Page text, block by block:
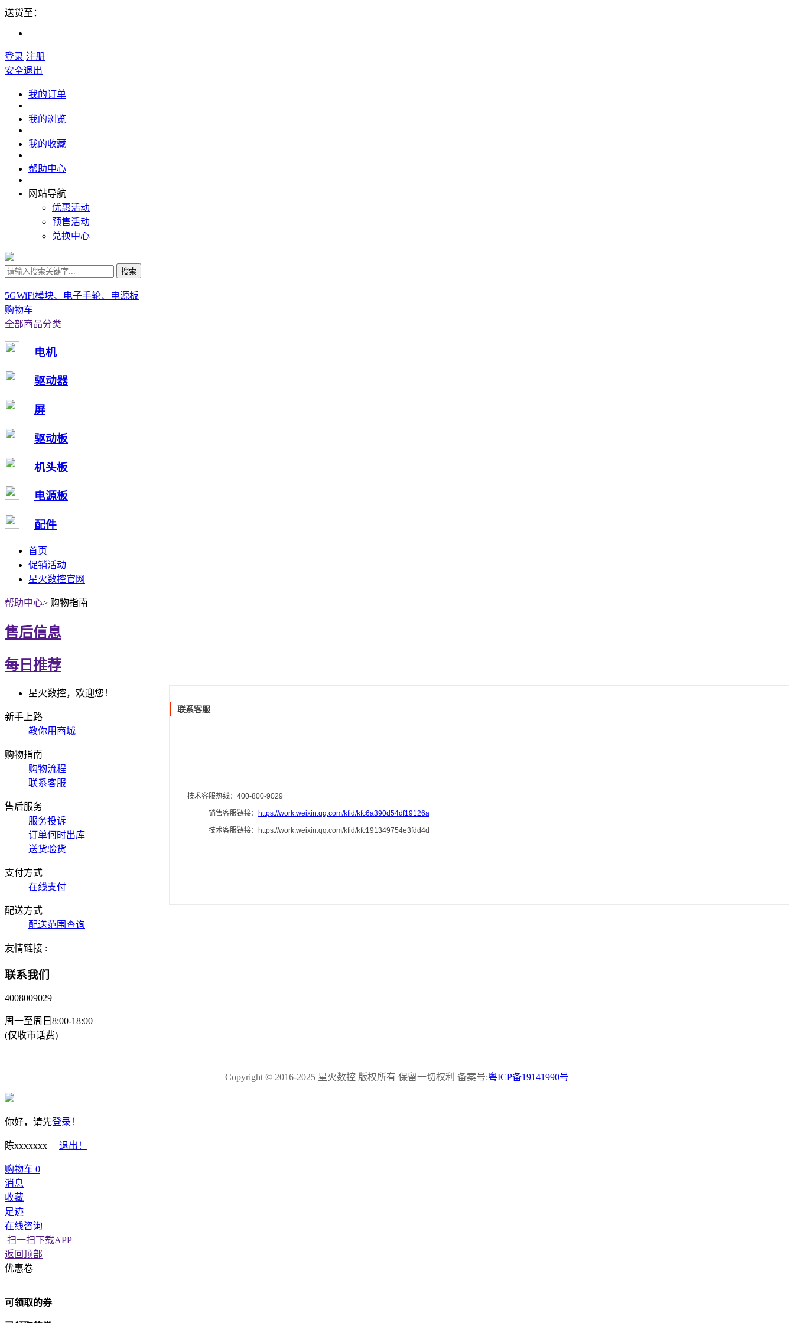
送货至：
登录 注册
安全退出
我的订单
我的浏览
我的收藏
帮助中心
网站导航
优惠活动
预售活动
兑换中心
搜索
5GWiFi模块、电子手轮、电源板
购物车
全部商品分类
电机
驱动器
屏
驱动板
机头板
电源板
配件
首页
促销活动
星火数控官网
帮助中心> 购物指南
售后信息
每日推荐
联系客服
技术客服热线：400-800-9029
销售客服链接： https://work.weixin.qq.com/kfid/kfc6a390d54df19126a
技术客服链接：https://work.weixin.qq.com/kfid/kfc191349754e3fdd4d
星火数控，欢迎您！
新手上路
教你用商城
购物指南
购物流程
联系客服
售后服务
服务投诉
订单何时出库
送货验货
支付方式
在线支付
配送方式
配送范围查询
友情链接 :
联系我们
4008009029
周一至周日8:00-18:00
(仅收市话费)
Copyright © 2016-2025 星火数控 版权所有 保留一切权利 备案号:粤ICP备19141990号
你好，请先登录！
陈xxxxxxx 退出！
购物车 0
消息
收藏
足迹
在线咨询
扫一扫下载APP
返回顶部
优惠卷
可领取的券